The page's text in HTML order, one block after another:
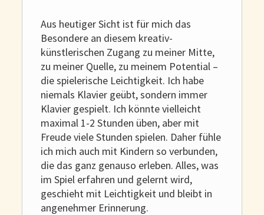
Aus heutiger Sicht ist für mich das
Besondere an diesem kreativ-
künstlerischen Zugang zu meiner Mitte,
zu meiner Quelle, zu meinem Potential –
die spielerische Leichtigkeit. Ich habe
niemals Klavier geübt, sondern immer
Klavier gespielt. Ich könnte vielleicht
maximal 1-2 Stunden üben, aber mit
Freude viele Stunden spielen. Daher fühle
ich mich auch mit Kindern so verbunden,
die das ganz genauso erleben. Alles, was
im Spiel erfahren und gelernt wird,
geschieht mit Leichtigkeit und bleibt in
angenehmer Erinnerung.